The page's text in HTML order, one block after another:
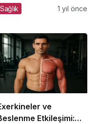
Sağlık 1 yıl önce
ve
Etkileşimi: